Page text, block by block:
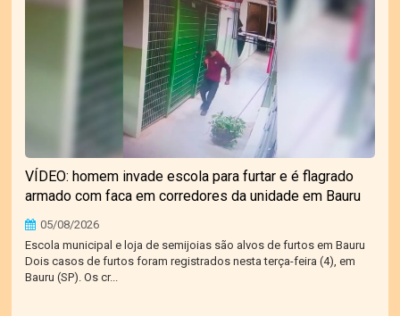
VÍDEO: homem invade escola para furtar e é flagrado
armado com faca em corredores da unidade em Bauru
05/08/2026
Escola municipal e loja de semijoias são alvos de furtos em Bauru
Dois casos de furtos foram registrados nesta terça-feira (4), em
Bauru (SP). Os cr...